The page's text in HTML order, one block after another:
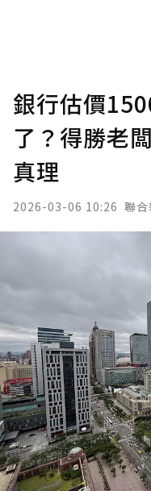
銀行估價
了？得勝老
真理
2026-03-06 10:26 聯